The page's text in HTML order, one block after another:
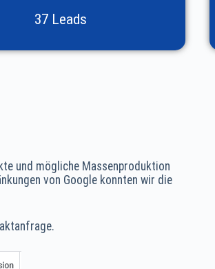
37 Leads
und mögliche Massenproduktion
von Google konnten wir die